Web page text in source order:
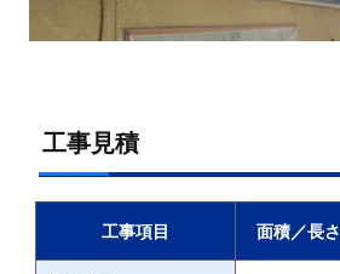
工事見積
工事項目 面積／長さ